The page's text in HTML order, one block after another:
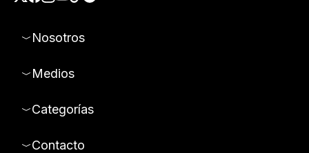
Nosotros
Medios
Categorías
Contacto